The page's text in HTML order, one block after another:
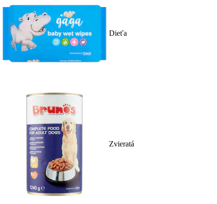
Dieťa
Zvieratá